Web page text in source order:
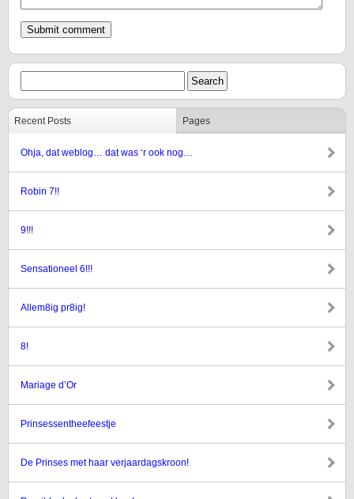
Recent Posts Pages
Ohja, dat weblog… dat was ‘r ook nog…
Robin 7!!
9!!!
Sensationeel 6!!!
Allem8ig pr8ig!
8!
Mariage d’Or
Prinsessentheefeestje
De Prinses met haar verjaardagskroon!